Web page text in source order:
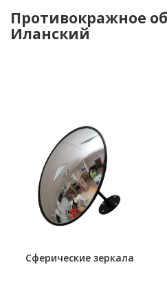
Противокражное
Иланский
Сферические зеркала